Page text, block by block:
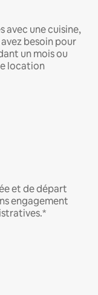
avec une cuisine,
besoin pour
un mois ou
location
et de départ
engagement